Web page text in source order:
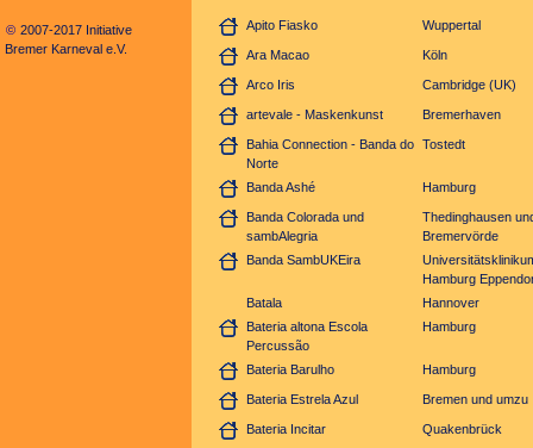
© 2007-2017 Initiative
Bremer Karneval e.V.
Apito Fiasko Wuppertal
Ara Macao Köln
Arco Iris Cambridge (UK)
artevale - Maskenkunst Bremerhaven
Bahia Connection - Banda do
Norte
Tostedt
Banda Ashé Hamburg
Banda Colorada und
sambAlegria
Thedinghausen
Bremervörde
Banda SambUKEira
Hamburg
Batala
Hannover
Bateria altona Escola
Percussão
Hamburg
Bateria Barulho Hamburg
Bateria Estrela Azul Bremen und umzu
Bateria Incitar Quakenbrück